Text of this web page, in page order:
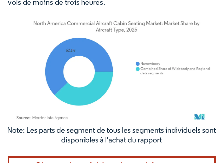
vols de moins de trois heures.
Image © Mordor Intelligence. La réutilisation nécessite une attribution sous CC BY